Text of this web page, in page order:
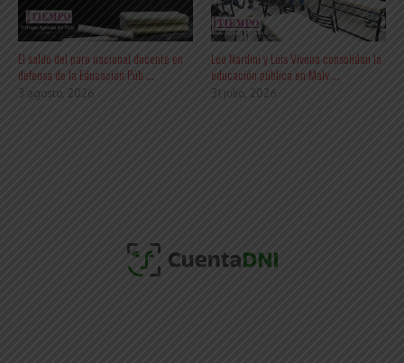
El saldo del paro nacional docente en
defensa de la Educación Púb ...
3 agosto, 2026
Leo Nardini y Luis Vivona consolidan la
educación pública en Malv ...
31 julio, 2026